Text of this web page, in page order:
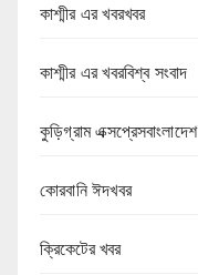
কাশ্মীর এর খবরখবর
কাশ্মীর এর খবরবিশ্ব সংবাদ
কুড়িগ্রাম এক্সপ্রেসবাংলাদেশ
কোরবানি ঈদখবর
ক্রিকেটের খবর